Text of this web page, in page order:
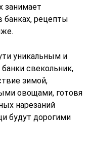
занимает
банках, рецепты
уникальным и
свекольник,
зимой,
овощами, готовя
нарезаний
будут дорогими